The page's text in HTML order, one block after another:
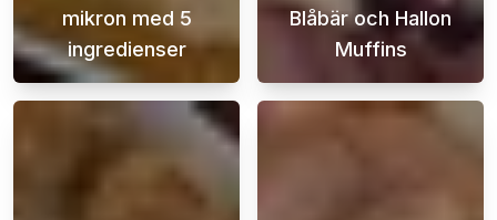
mikron med 5
ingredienser
När sötsuget slår till och tiden är knapp,
Blåbär och Hallon
Muffins
Dessa